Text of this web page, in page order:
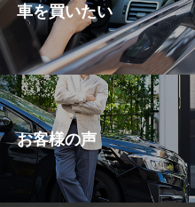
車を買いたい
お客様の声